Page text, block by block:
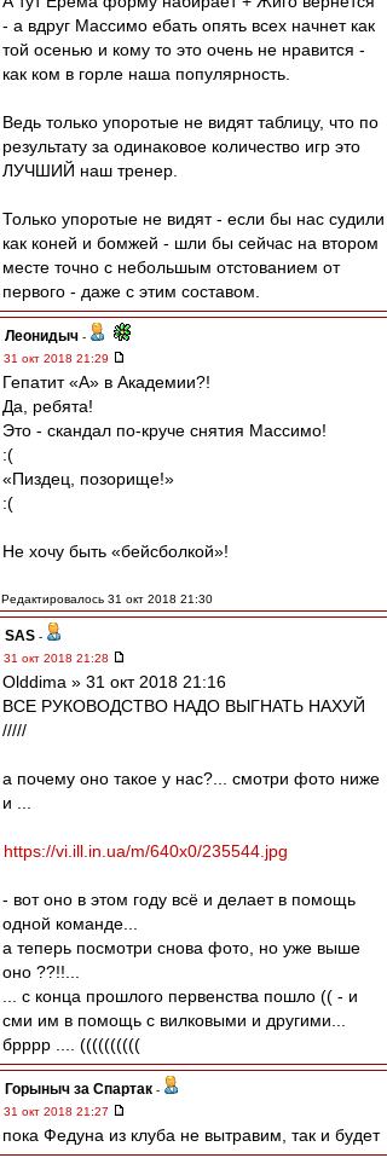
- а вдруг Массимо ебать опять всех начнет как
той осенью и кому то это очень не нравится -
как ком в горле наша популярность.
Ведь только упоротые не видят таблицу, что по
результату за одинаковое количество игр это
ЛУЧШИЙ наш тренер.
Только упоротые не видят - если бы нас судили
как коней и бомжей - шли бы сейчас на втором
месте точно с небольшым отстованием от
первого - даже с этим составом.
Леонидыч -
31 окт 2018 21:29
Гепатит «А» в Академии?!
Да, ребята!
Это - скандал по-круче снятия Массимо!
:(
«Пиздец, позорище!»
:(
Не хочу быть «бейсболкой»!
Редактировалось 31 окт 2018 21:30
SAS -
31 окт 2018 21:28
Olddima » 31 окт 2018 21:16
ВСЕ РУКОВОДСТВО НАДО ВЫГНАТЬ НАХУЙ
/////
а почему оно такое у нас?... смотри фото ниже
и ...
https://vi.ill.in.ua/m/640x0/235544.jpg
- вот оно в этом году всё и делает в помощь
одной команде...
а теперь посмотри снова фото, но уже выше
оно ??!!...
... с конца прошлого первенства пошло (( - и
сми им в помощь с вилковыми и другими...
брррр .... ((((((((((
Горыныч за Спартак -
31 окт 2018 21:27
пока Федуна из клуба не вытравим, так и будет